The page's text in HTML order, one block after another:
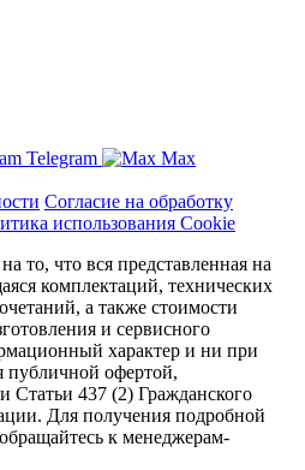
Telegram
Max
Согласие на обработку
использования Cookie
то, что вся представленная на
комплектаций, технических
а также стоимости
и сервисного
характер и ни при
публичной офертой,
Статьи 437 (2) Гражданского
Для получения подробной
к менеджерам-